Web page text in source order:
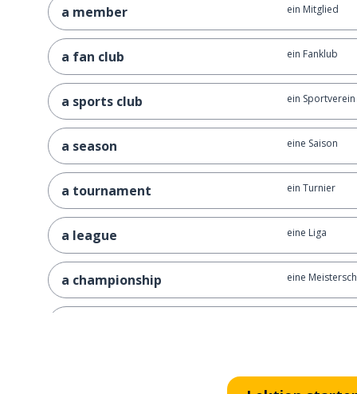
a member ein Mitglied
a fan club ein Fanklub
a sports club ein Sportverein
a season eine Saison
a tournament ein Turnier
a league eine Liga
a championship eine